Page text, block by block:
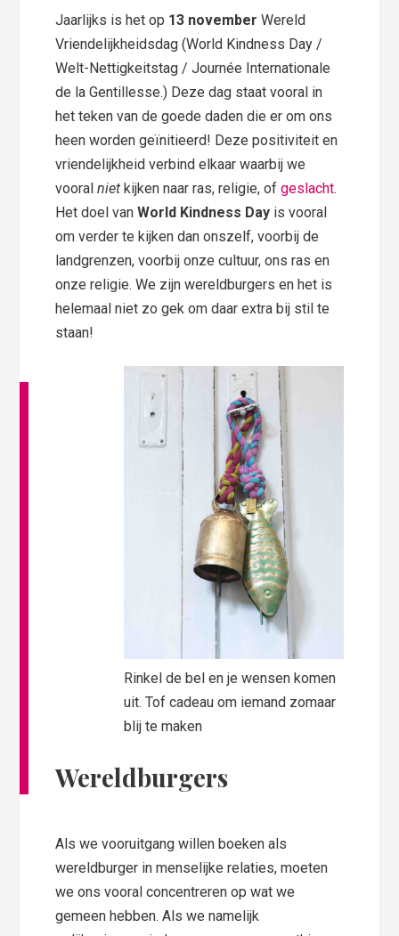
Jaarlijks is het op 13 november Wereld
Vriendelijkheidsdag (World Kindness Day /
Welt-Nettigkeitstag / Journée Internationale
de la Gentillesse.) Deze dag staat vooral in
het teken van de goede daden die er om ons
heen worden geïnitieerd! Deze positiviteit en
vriendelijkheid verbind elkaar waarbij we
vooralnietkijken naar ras, religie, ofgeslacht.
Het doel vanWorld Kindness Day is vooral
om verder te kijken dan onszelf, voorbij de
landgrenzen, voorbij onze cultuur, ons ras en
onze religie. We zijn wereldburgers en het is
helemaal niet zo gek om daar extra bij stil te
staan!
Rinkel de bel en je wensen komen
uit. Tof cadeau om iemand zomaar
blij te maken
Wereldburgers
Als we vooruitgang willen boeken als
wereldburger in menselijke relaties, moeten
we ons vooral concentreren op wat we
gemeen hebben. Als we namelijk